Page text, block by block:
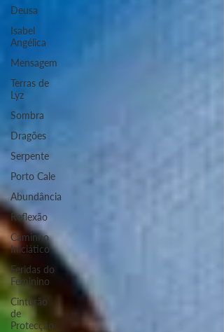
Deusa
Isabel
Angélica
Mensagem
Terras de
Lyz
Sombra
Dragões
Serpente
Porto Cale
Abundância
Reflexão
Caminho
Iniciático
Feridas do
Feminino
Cinturão
de
Protecção